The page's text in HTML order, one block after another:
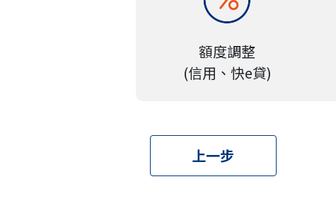
額度調整
(信用、快e貸)
上一步